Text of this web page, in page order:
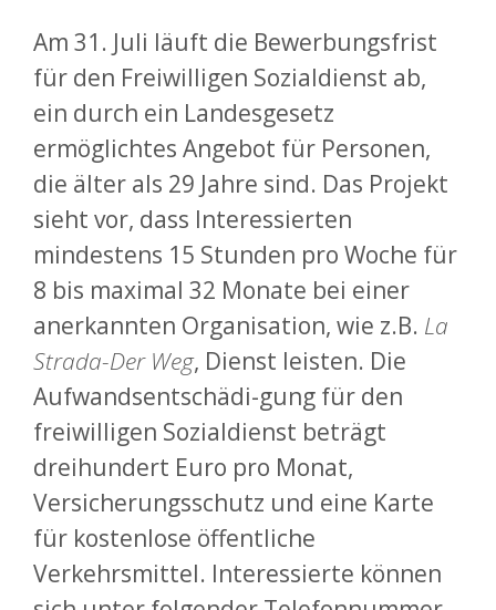
Am 31. Juli läuft die Bewerbungsfrist
für den Freiwilligen Sozialdienst ab,
ein durch ein Landesgesetz
ermöglichtes Angebot für Personen,
die älter als 29 Jahre sind. Das Projekt
sieht vor, dass Interessierten
mindestens 15 Stunden pro Woche für
8 bis maximal 32 Monate bei einer
anerkannten Organisation, wie z.B. La
Strada-Der Weg, Dienst leisten. Die
Aufwandsentschädi-gung für den
freiwilligen Sozialdienst beträgt
dreihundert Euro pro Monat,
Versicherungsschutz und eine Karte
für kostenlose öffentliche
Verkehrsmittel. Interessierte können